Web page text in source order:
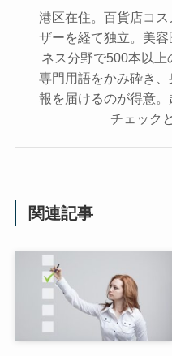
港区在住。百貨店コ
ザーを経て独立。美
ネス分野で500本以上
専門用語をかみ砕き
報を届けるのが得意
チェック
関連記事